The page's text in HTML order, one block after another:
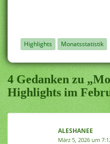
Highlights Monatsstatistik
4 Gedanken zu
Highlights im
ALESHANEE
März 5, 2026 um